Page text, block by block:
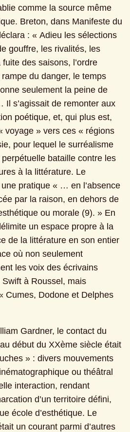
comme la source même
Breton, dans Manifeste du
: « Adieu les sélections
gouffre, les rivalités, les
des saisons, l’ordre
du danger, le temps
seulement la peine de
s’agissait de remonter aux
poétique, et, qui plus est,
voyage » vers ces « régions
pour lequel le surréalisme
bataille contre les
à la littérature. Le
pratique « … en l’absence
par la raison, en dehors de
ou morale (9). » En
un espace propre à la
de la littérature en son entier
où non seulement
les voix des écrivains
Swift à Roussel, mais
Cumes, Dodone et Delphes
Gardner, le contact du
début du XXème siècle était
» : divers mouvements
ou théâtral
interaction, rendant
d’un territoire défini,
école d’esthétique. Le
un courant parmi d’autres